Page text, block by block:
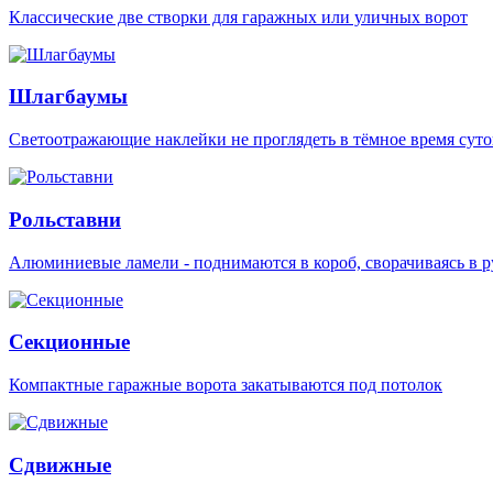
Классические две створки для гаражных или уличных ворот
Шлагбаумы
Светоотражающие наклейки не проглядеть в тёмное время
Рольставни
Алюминиевые ламели - поднимаются в короб, сворачиваясь в
Секционные
Компактные гаражные ворота закатываются под потолок
Сдвижные